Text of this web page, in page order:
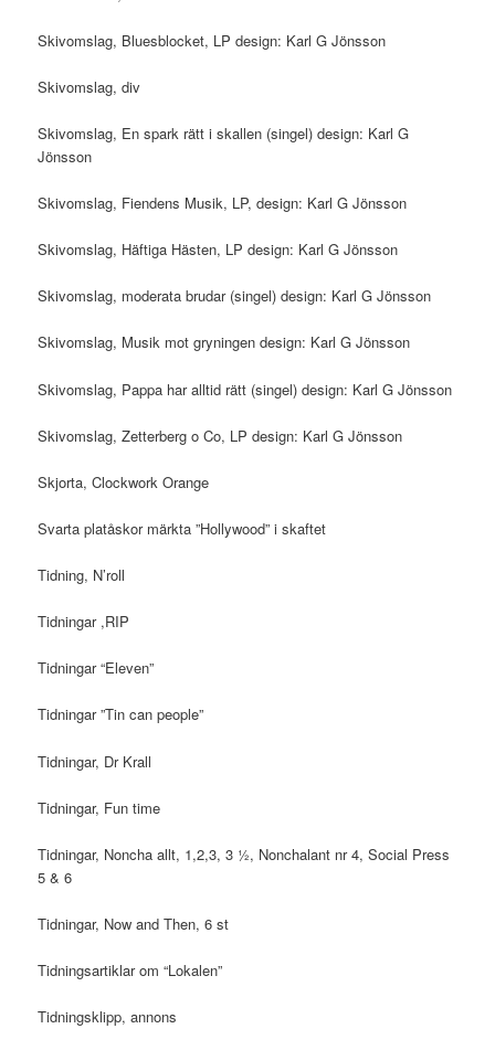
Skivomslag, Bluesblocket, LP design: Karl G Jönsson
Skivomslag, div
Skivomslag, En spark rätt i skallen (singel) design: Karl G
Jönsson
Skivomslag, Fiendens Musik, LP, design: Karl G Jönsson
Skivomslag, Häftiga Hästen, LP design: Karl G Jönsson
Skivomslag, moderata brudar (singel) design: Karl G Jönsson
Skivomslag, Musik mot gryningen design: Karl G Jönsson
Skivomslag, Pappa har alltid rätt (singel) design: Karl G Jönsson
Skivomslag, Zetterberg o Co, LP design: Karl G Jönsson
Skjorta, Clockwork Orange
Svarta platåskor märkta ”Hollywood” i skaftet
Tidning, N’roll
Tidningar ,RIP
Tidningar “Eleven”
Tidningar ”Tin can people”
Tidningar, Dr Krall
Tidningar, Fun time
Tidningar, Noncha allt, 1,2,3, 3 ½, Nonchalant nr 4, Social Press
5 & 6
Tidningar, Now and Then, 6 st
Tidningsartiklar om “Lokalen”
Tidningsklipp, annons